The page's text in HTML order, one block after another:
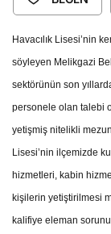
Havacılık Lisesi’nin
söyleyen Melikgazi
sektörünün son
personele olan talebi
yetişmiş nitelikli
Lisesi’nin ilçemizde
hizmetleri, kabin
kişilerin yetiştirilmesi
kalifiye eleman